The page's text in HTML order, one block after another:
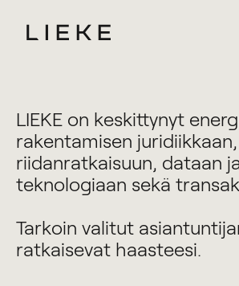
Fokus
Palvelut
Ihmiset
Ajankohtaista
Ura Liekkeellä
LIEKE on keskittynyt
rakentamisen juridiikkaan,
riidanratkaisuun, dataan
teknologiaan sekä
Tarkoin valitut
ratkaisevat haasteesi.
Fokus
Palvelut
Ihmiset
Ajankohtaista
Ura Liekkeellä